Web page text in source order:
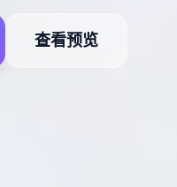
查看预览